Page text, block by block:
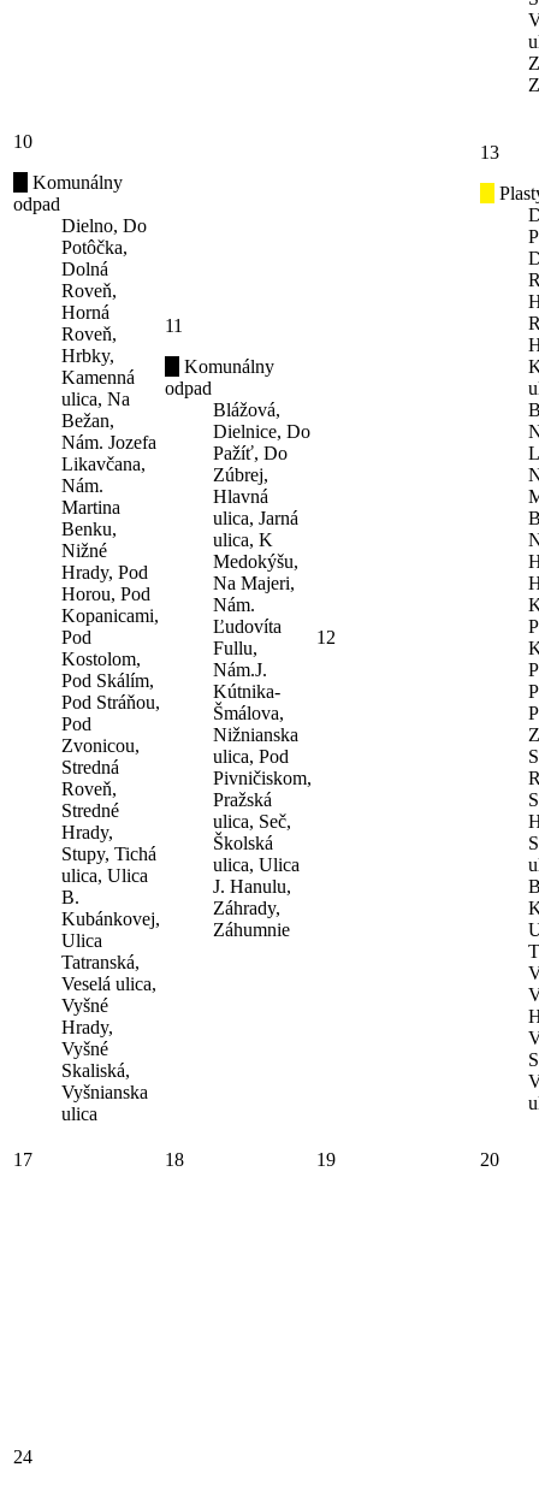
10
Komunálny
odpad
Dielno, Do
Potôčka,
Dolná
Roveň,
Horná
Roveň,
Hrbky,
Kamenná
ulica, Na
Bežan,
Nám. Jozefa
Likavčana,
Nám.
Martina
Benku,
Nižné
Hrady, Pod
Horou, Pod
Kopanicami,
Pod
Kostolom,
Pod Skálím,
Pod Stráňou,
Pod
Zvonicou,
Stredná
Roveň,
Stredné
Hrady,
Stupy, Tichá
ulica, Ulica
B.
Kubánkovej,
Ulica
Tatranská,
Veselá ulica,
Vyšné
Hrady,
Vyšné
Skaliská,
Vyšnianska
ulica
11
Komunálny
odpad
Blážová,
Dielnice, Do
Pažíť, Do
Zúbrej,
Hlavná
ulica, Jarná
ulica, K
Medokýšu,
Na Majeri,
Nám.
Ľudovíta
Fullu,
Nám.J.
Kútnika-
Šmálova,
Nižnianska
ulica, Pod
Pivničiskom,
Pražská
ulica, Seč,
Školská
ulica, Ulica
J. Hanulu,
Záhrady,
Záhumnie
12
13
17 18 19 20
24